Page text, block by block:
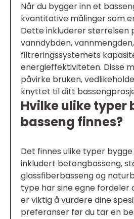
Når du bygger inn et
kvantitative målinger som
Dette inkluderer størrelsen
vanndybden, vannmengden,
filtreringssystemets
energieffektiviteten. Disse
påvirke bruken,
knyttet til ditt
Hvilke ulike typer
basseng finnes?
Det finnes ulike typer bygge
inkludert betongbasseng,
glassfiberbasseng og
type har sine egne fordeler
er viktig å vurdere dine
preferanser før du tar en